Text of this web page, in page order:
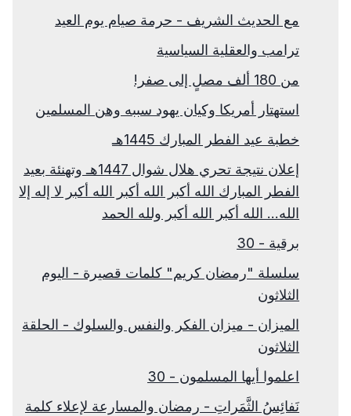
مع الحديث الشريف - حرمة صيام يوم العيد
ترامب والعقلية السياسية
من 180 ألف مصلٍ إلى صفر!
استهتار أمريكا وكيان يهود سببه وهن المسلمين
خطبة عيد الفطر المبارك 1445هـ
إعلان نتيجة تحري هلال شوال 1447هـ وتهنئة بعيد
الفطر المبارك الله أكبر الله أكبر الله أكبر لا إله إلا
الله... الله أكبر الله أكبر ولله الحمد
برقية - 30
سلسلة "رمضان كريم" كلمات قصيرة - اليوم
الثلاثون
الميزان - ميزان الفكر والنفس والسلوك - الحلقة
الثلاثون
اعلموا أيها المسلمون - 30
نَفائِسُ الثَّمَراتِ - رمضان والمسارعة لإعلاء كلمة